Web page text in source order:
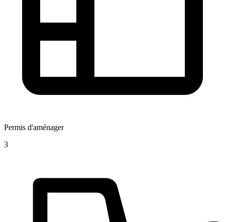
Permis d'aménager
3